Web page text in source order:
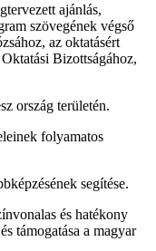
ajánlás,
szövegének végső
az oktatásért
Bizottságához,
ország területén.
folyamatos
segítése.
és hatékony
támogatása a magyar